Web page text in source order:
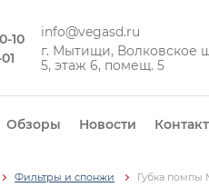
10
info@vegasd.ru
г. Мытищи, Волковское
5, этаж 6, помещ. 5
Обзоры Новости
Фильтры и спонжи Губка помпы